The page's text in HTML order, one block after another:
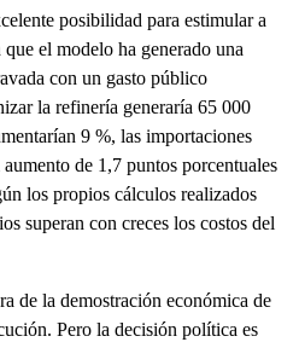
posibilidad para estimular a
el modelo ha generado una
con un gasto público
la refinería generaría 65 000
9 %, las importaciones
de 1,7 puntos porcentuales
los propios cálculos realizados
superan con creces los costos del
de la demostración económica de
Pero la decisión política es